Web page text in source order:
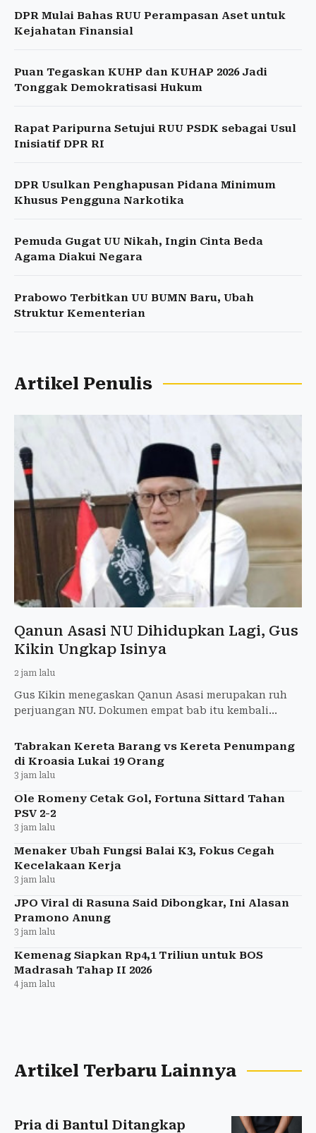
DPR Mulai Bahas RUU Perampasan Aset untuk
Kejahatan Finansial
Puan Tegaskan KUHP dan KUHAP 2026 Jadi
Tonggak Demokratisasi Hukum
Rapat Paripurna Setujui RUU PSDK sebagai Usul
Inisiatif DPR RI
DPR Usulkan Penghapusan Pidana Minimum
Khusus Pengguna Narkotika
Pemuda Gugat UU Nikah, Ingin Cinta Beda
Agama Diakui Negara
Prabowo Terbitkan UU BUMN Baru, Ubah
Struktur Kementerian
Artikel Penulis
Qanun Asasi NU Dihidupkan Lagi, Gus
Kikin Ungkap Isinya
2 jam lalu
Gus Kikin menegaskan Qanun Asasi merupakan ruh
perjuangan NU. Dokumen empat bab itu kembali
Tabrakan Kereta Barang vs Kereta Penumpang
di Kroasia Lukai 19 Orang
3 jam lalu
Ole Romeny Cetak Gol, Fortuna Sittard Tahan
PSV 2-2
3 jam lalu
Menaker Ubah Fungsi Balai K3, Fokus Cegah
Kecelakaan Kerja
3 jam lalu
JPO Viral di Rasuna Said Dibongkar, Ini Alasan
Pramono Anung
3 jam lalu
Kemenag Siapkan Rp4,1 Triliun untuk BOS
Madrasah Tahap II 2026
4 jam lalu
Artikel Terbaru Lainnya
Pria di Bantul Ditangkap